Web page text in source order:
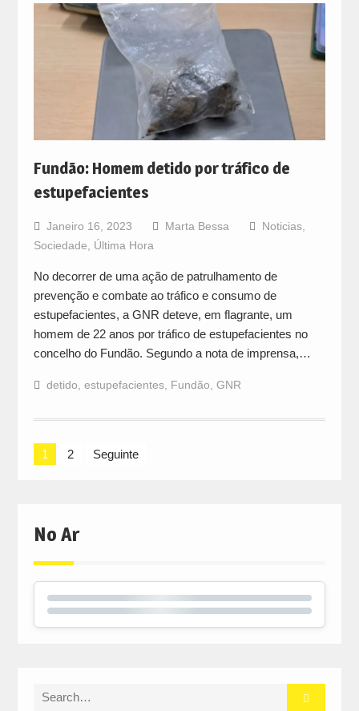
Fundão: Homem detido por tráfico de
estupefacientes
Janeiro 16, 2023 Marta Bessa Noticias,
Sociedade
Última Hora
No decorrer de uma ação de patrulhamento de
prevenção e combate ao tráfico e consumo de
estupefacientes, a GNR deteve, em flagrante, um
homem de 22 anos por tráfico de estupefacientes no
concelho do Fundão. Segundo a nota de imprensa,…
detido estupefacientes, Fundão GNR
Navegação
1 2 Seguinte
No Ar
Search